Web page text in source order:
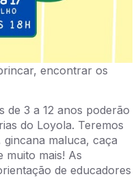
encontrar os
de 3 a 12 anos poderão
do Loyola. Teremos
gincana maluca, caça
muito mais! As
de educadores